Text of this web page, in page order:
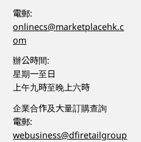
電郵:
onlinecs@marketplacehk.c
om
辦公時間:
星期一至日
上午九時至晚上六時
企業合作及大量訂購查詢
電郵:
webusiness@dfiretailgroup